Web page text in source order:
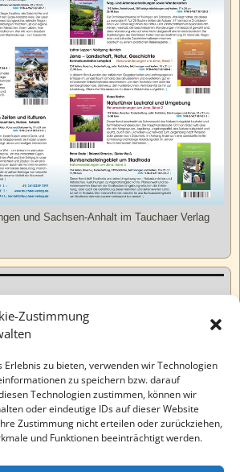
Zustimmung
Erlebnis zu bieten, verwenden wir Technologien
zu speichern bzw. darauf
Technologien zustimmen, können wir
oder eindeutige IDs auf dieser Website
Zustimmung nicht erteilen oder zurückziehen,
und Funktionen beeinträchtigt werden.
und Sachsen-Anhalt im Tauchaer Verlag